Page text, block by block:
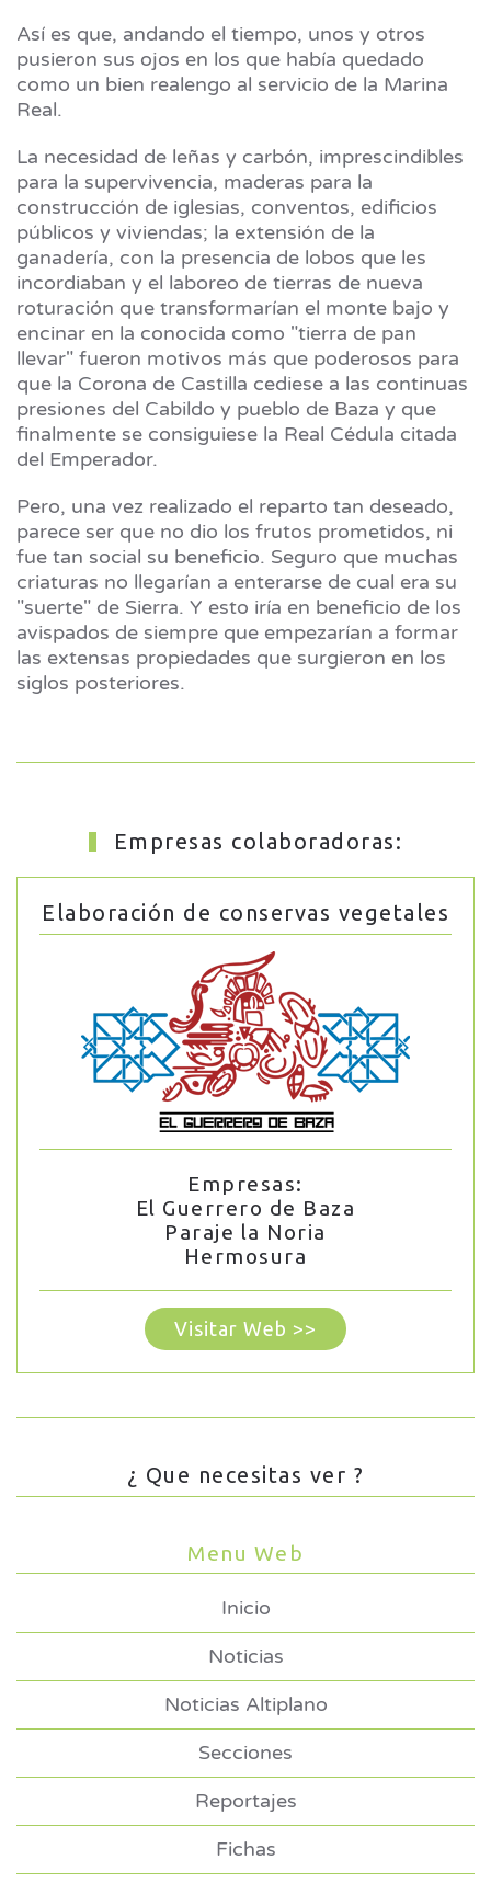
Así es que, andando el tiempo, unos y otros
pusieron sus ojos en los que había quedado
como un bien realengo al servicio de la Marina
Real.
La necesidad de leñas y carbón, imprescindibles
para la supervivencia, maderas para la
construcción de iglesias, conventos, edificios
públicos y viviendas; la extensión de la
ganadería, con la presencia de lobos que les
incordiaban y el laboreo de tierras de nueva
roturación que transformarían el monte bajo y
encinar en la conocida como "tierra de pan
llevar" fueron motivos más que poderosos para
que la Corona de Castilla cediese a las continuas
presiones del Cabildo y pueblo de Baza y que
finalmente se consiguiese la Real Cédula citada
del Emperador.
Pero, una vez realizado el reparto tan deseado,
parece ser que no dio los frutos prometidos, ni
fue tan social su beneficio. Seguro que muchas
criaturas no llegarían a enterarse de cual era su
"suerte" de Sierra. Y esto iría en beneficio de los
avispados de siempre que empezarían a formar
las extensas propiedades que surgieron en los
siglos posteriores.
Empresas colaboradoras:
Elaboración de conservas vegetales
Empresas:
El Guerrero de Baza
Paraje la Noria
Hermosura
Visitar Web >>
¿ Que necesitas ver ?
Menu Web
Inicio
Noticias
Noticias Altiplano
Secciones
Reportajes
Fichas